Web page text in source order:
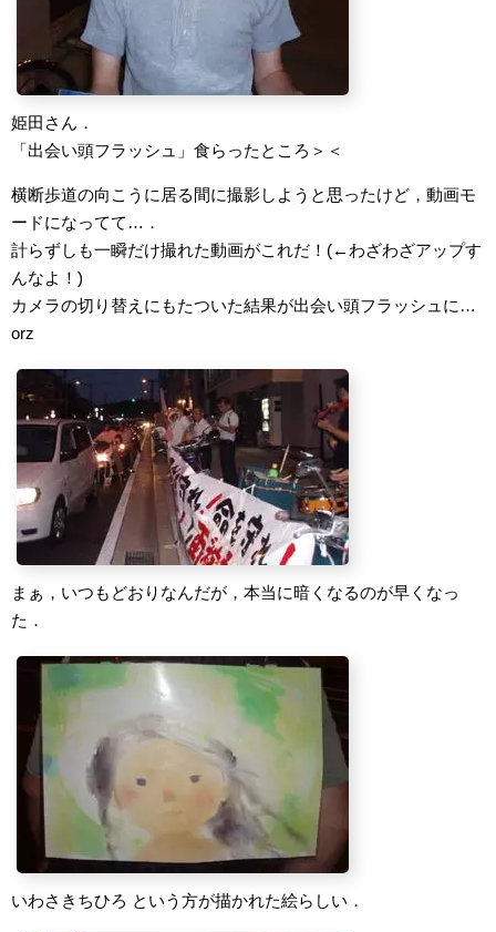
姫田さん．
「出会い頭フラッシュ」食らったところ＞＜
横断歩道の向こうに居る間に撮影しようと思ったけど，動画モ
ードになってて…．
計らずしも一瞬だけ撮れた動画がこれだ！(←わざわざアップす
んなよ！)
カメラの切り替えにもたついた結果が出会い頭フラッシュに…
orz
まぁ，いつもどおりなんだが，本当に暗くなるのが早くなっ
た．
いわさきちひろ という方が描かれた絵らしい．